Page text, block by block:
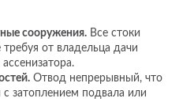
сооружения. Все стоки
от владельца дачи
Отвод непрерывный, что
затоплением подвала или